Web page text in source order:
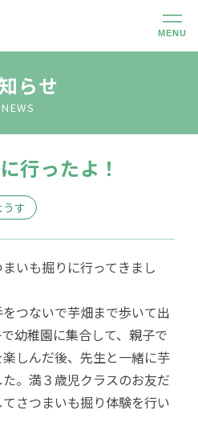
MENU
こと
らせ
NEWS
行ったよ！
す
いも掘りに行ってきまし
つないで芋畑まで歩いて出
幼稚園に集合して、親子で
しんだ後、先生と一緒に芋
。満３歳児クラスのお友だ
さつまいも掘り体験を行い